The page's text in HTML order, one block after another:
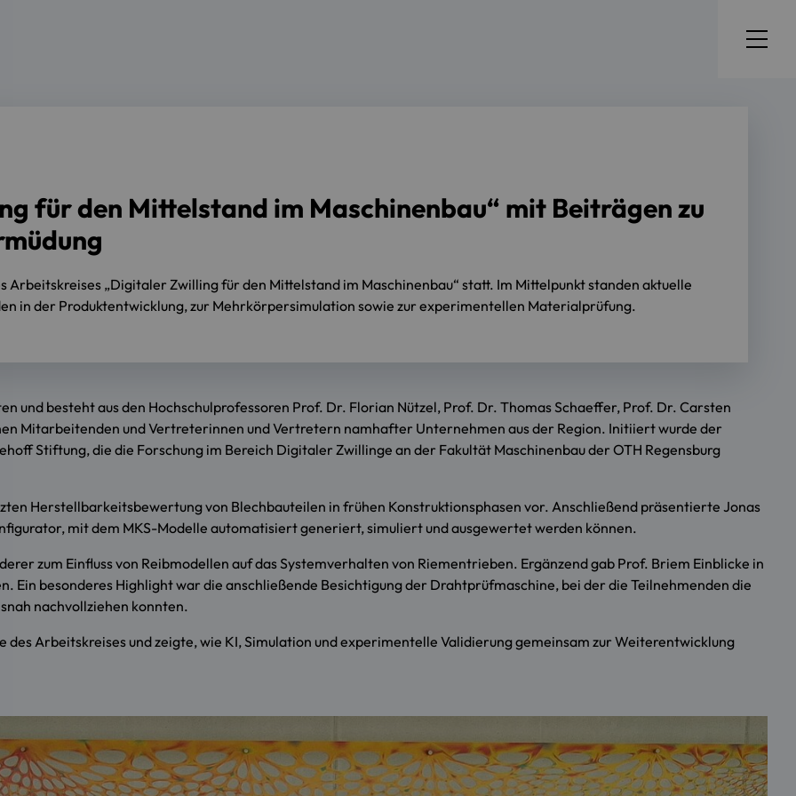
für den Mittelstand im Maschinenbau“ mit Beiträgen zu
Arbeitskreises „Digitaler Zwilling für den Mittelstand im Maschinenbau“ statt. Im Mittelpunkt standen aktuelle
in der Produktentwicklung, zur Mehrkörpersimulation sowie zur experimentellen Materialprüfung.
und besteht aus den Hochschulprofessoren Prof. Dr. Florian Nützel, Prof. Dr. Thomas Schaeffer, Prof. Dr. Carsten
Mitarbeitenden und Vertreterinnen und Vertretern namhafter Unternehmen aus der Region. Initiiert wurde der
Stiftung, die die Forschung im Bereich Digitaler Zwillinge an der Fakultät Maschinenbau der OTH Regensburg
Herstellbarkeitsbewertung von Blechbauteilen in frühen Konstruktionsphasen vor. Anschließend präsentierte Jonas
mit dem MKS-Modelle automatisiert generiert, simuliert und ausgewertet werden können.
zum Einfluss von Reibmodellen auf das Systemverhalten von Riementrieben. Ergänzend gab Prof. Briem Einblicke in
Ein besonderes Highlight war die anschließende Besichtigung der Drahtprüfmaschine, bei der die Teilnehmenden die
nachvollziehen konnten.
des Arbeitskreises und zeigte, wie KI, Simulation und experimentelle Validierung gemeinsam zur Weiterentwicklung